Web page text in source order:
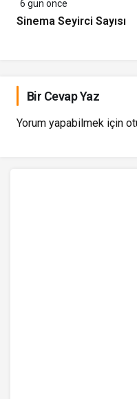
6 gün önce
Sinema Seyirci Sayısı
Bir Cevap Yaz
Yorum yapabilmek için